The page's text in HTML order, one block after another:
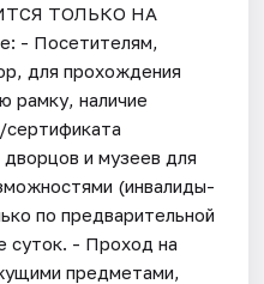
ТОЛЬКО НА
- Посетителям,
для прохождения
рамку, наличие
и музеев для
(инвалиды-
по предварительной
суток. - Проход на
предметами,